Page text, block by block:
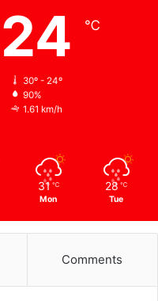
24 ℃
30º - 24º
90%
1.61 km/h
31 ℃
Mon
28 ℃
Tue
Comments